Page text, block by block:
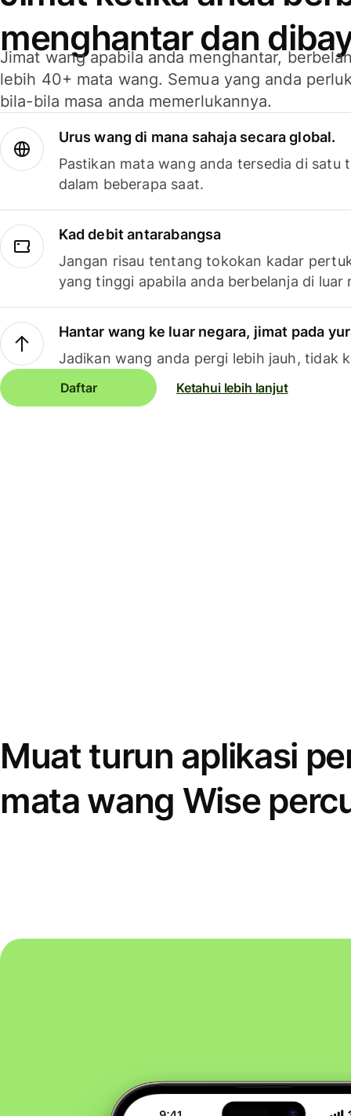
menghantar dan
Jimat wang apabila anda menghantar,
lebih 40+ mata wang. Semua yang anda
bila-bila masa anda memerlukannya.
Urus wang di mana sahaja secara global.
Pastikan mata wang anda tersedia di satu
dalam beberapa saat.
Kad debit antarabangsa
Jangan risau tentang tokokan kadar
yang tinggi apabila anda berbelanja di luar
Hantar wang ke luar negara, jimat pada
Jadikan wang anda pergi lebih jauh, tidak
Daftar Ketahui lebih lanjut
Muat turun aplikasi
mata wang Wise